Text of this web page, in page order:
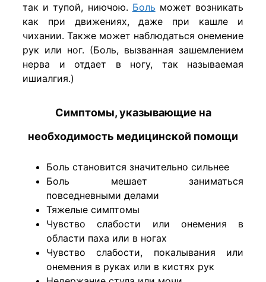
так и тупой, ниючою. Боль может возникать
как при движениях, даже при кашле и
чихании. Также может наблюдаться онемение
рук или ног. (Боль, вызванная зашемлением
нерва и отдает в ногу, так называемая
ишиалгия.)
Симптомы, указывающие на
необходимость медицинской помощи
Боль становится значительно сильнее
Боль мешает заниматься
повседневными делами
Тяжелые симптомы
Чувство слабости или онемения в
области паха или в ногах
Чувство слабости, покалывания или
онемения в руках или в кистях рук